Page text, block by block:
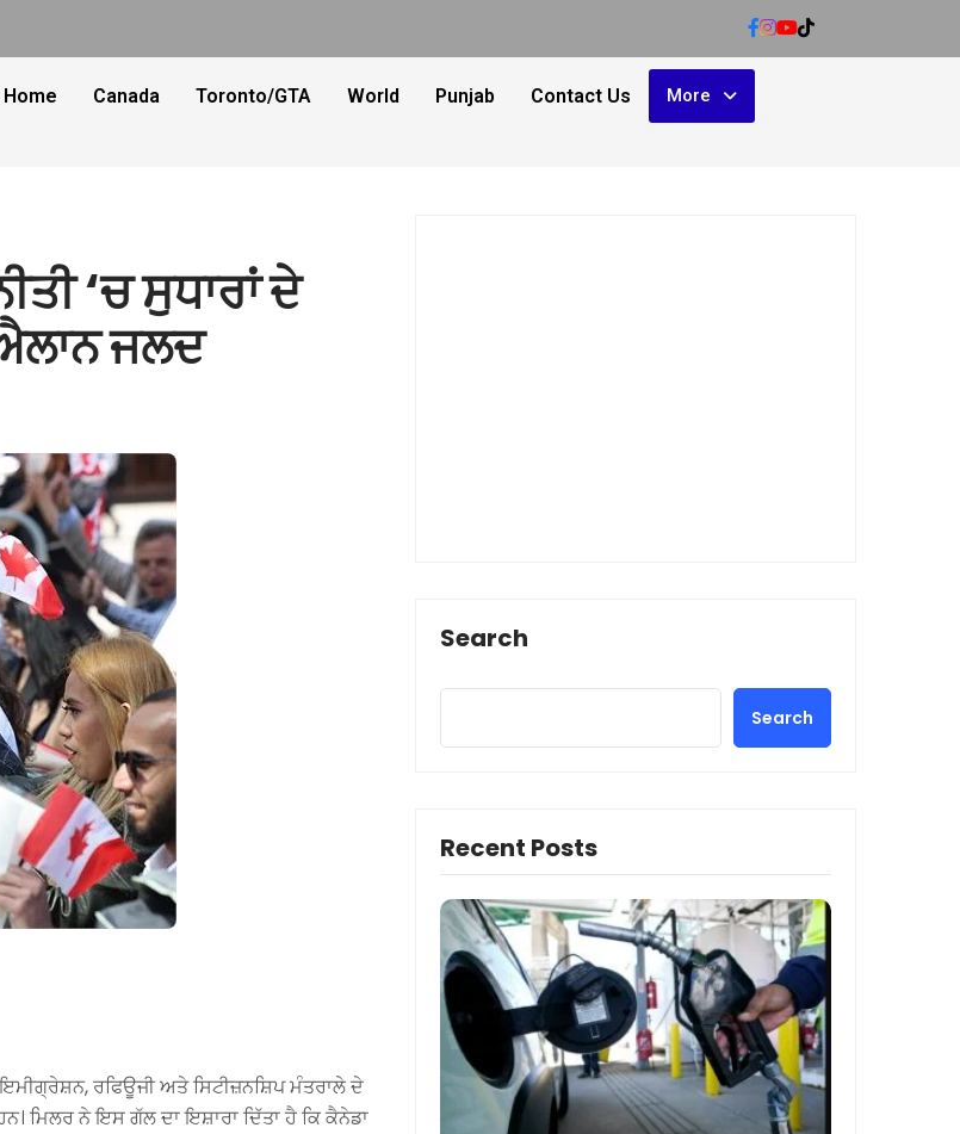
Home Canada Toronto/GTA World Punjab Contact Us More
‘ਚ ਸੁਧਾਰਾਂ ਦੇ
ਜਲਦ
ਰਫਿਊਜੀ ਅਤੇ ਸਿਟੀਜ਼ਨਸ਼ਿਪ ਮੰਤਰਾਲੇ ਦੇ
ਮਿਲਰ ਨੇ ਇਸ ਗੱਲ ਦਾ ਇਸ਼ਾਰਾ ਦਿੱਤਾ ਹੈ ਕਿ ਕੈਨੇਡਾ
Search
Search
Recent Posts